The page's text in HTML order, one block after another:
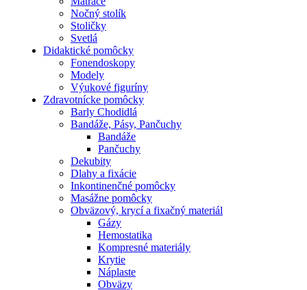
Nočný stolík
Stoličky
Svetlá
Didaktické pomôcky
Fonendoskopy
Modely
Výukové figuríny
Zdravotnícke pomôcky
Barly Chodidlá
Bandáže, Pásy, Pančuchy
Bandáže
Pančuchy
Dekubity
Dlahy a fixácie
Inkontinenčné pomôcky
Masážne pomôcky
Obväzový, krycí a fixačný materiál
Gázy
Hemostatika
Kompresné materiály
Krytie
Náplaste
Obväzy